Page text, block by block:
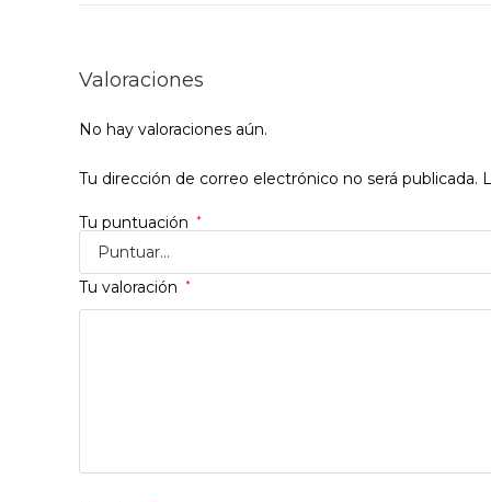
Valoraciones
No hay valoraciones aún.
Tu dirección de correo electrónico no será publicada.
Tu puntuación *
Tu valoración *